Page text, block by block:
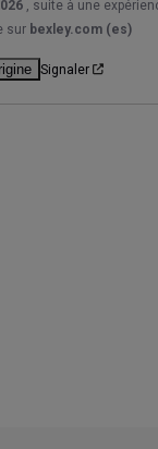
, suite à une
sur bexley.com (es)
Signaler